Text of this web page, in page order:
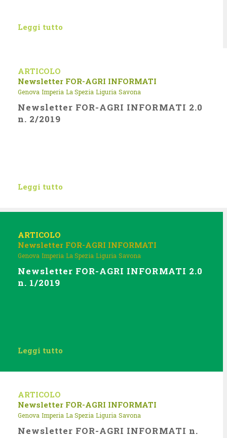
Leggi tutto
ARTICOLO
Newsletter FOR-AGRI INFORMATI
Genova Imperia La Spezia Liguria Savona
Newsletter FOR-AGRI INFORMATI 2.0
n. 2/2019
Leggi tutto
ARTICOLO
Newsletter FOR-AGRI INFORMATI
Genova Imperia La Spezia Liguria Savona
Newsletter FOR-AGRI INFORMATI 2.0
n. 1/2019
Leggi tutto
ARTICOLO
Newsletter FOR-AGRI INFORMATI
Genova Imperia La Spezia Liguria Savona
Newsletter FOR-AGRI INFORMATI n.